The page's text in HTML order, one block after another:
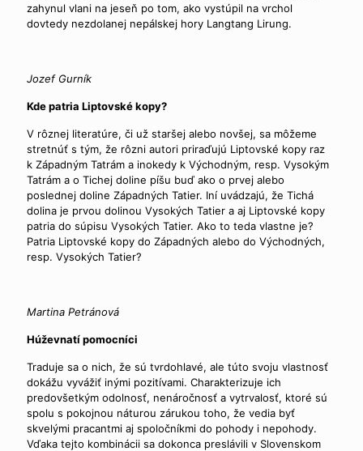
zahynul vlani na jeseň po tom, ako vystúpil na vrchol
dovtedy nezdolanej nepálskej hory Langtang Lirung.
Jozef Gurník
Kde patria Liptovské kopy?
V rôznej literatúre, či už staršej alebo novšej, sa môžeme
stretnúť s tým, že rôzni autori priraďujú Liptovské kopy raz
k Západným Tatrám a inokedy k Východným, resp. Vysokým
Tatrám a o Tichej doline píšu buď ako o prvej alebo
poslednej doline Západných Tatier. Iní uvádzajú, že Tichá
dolina je prvou dolinou Vysokých Tatier a aj Liptovské kopy
patria do súpisu Vysokých Tatier. Ako to teda vlastne je?
Patria Liptovské kopy do Západných alebo do Východných,
resp. Vysokých Tatier?
Martina Petránová
Húževnatí pomocníci
Traduje sa o nich, že sú tvrdohlavé, ale túto svoju vlastnosť
dokážu vyvážiť inými pozitívami. Charakterizuje ich
predovšetkým odolnosť, nenáročnosť a vytrvalosť, ktoré sú
spolu s pokojnou náturou zárukou toho, že vedia byť
skvelými pracantmi aj spoločníkmi do pohody i nepohody.
Vďaka tejto kombinácii sa dokonca preslávili v Slovenskom